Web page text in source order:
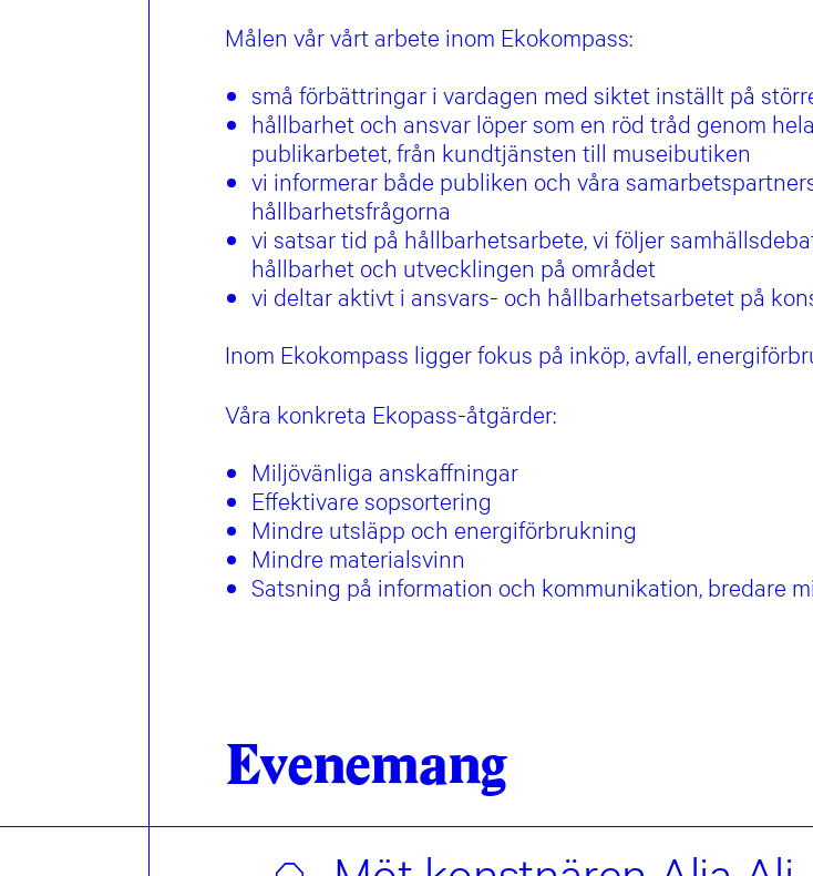
Målen vår vårt arbete inom Ekokompass:
små förbättringar i vardagen med siktet inställt på
hållbarhet och ansvar löper som en röd tråd genom
publikarbetet, från kundtjänsten till museibutiken
vi informerar både publiken och våra
hållbarhetsfrågorna
vi satsar tid på hållbarhetsarbete, vi följer
hållbarhet och utvecklingen på området
vi deltar aktivt i ansvars- och hållbarhetsarbetet på
Inom Ekokompass ligger fokus på inköp, avfall,
Våra konkreta Ekopass-åtgärder:
Miljövänliga anskaffningar
Effektivare sopsortering
Mindre utsläpp och energiförbrukning
Mindre materialsvinn
Satsning på information och kommunikation, bredare
Evenemang